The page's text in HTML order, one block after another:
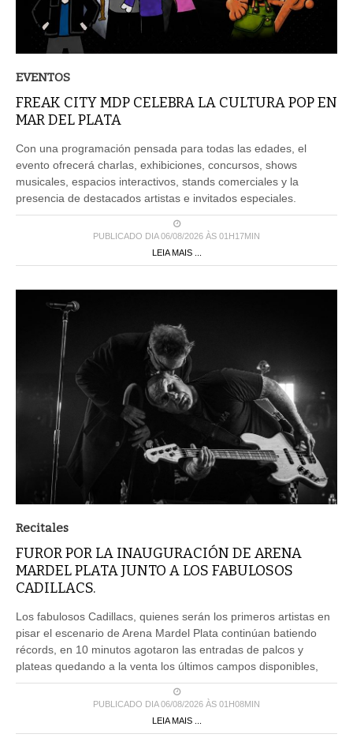
EVENTOS
FREAK CITY MDP CELEBRA LA CULTURA POP EN
MAR DEL PLATA
Con una programación pensada para todas las edades, el
evento ofrecerá charlas, exhibiciones, concursos, shows
musicales, espacios interactivos, stands comerciales y la
presencia de destacados artistas e invitados especiales.
PUBLICADO DIA 06/08/2026 ÀS 01H17MIN
LEIA MAIS ...
Recitales
FUROR POR LA INAUGURACIÓN DE ARENA
MARDEL PLATA JUNTO A LOS FABULOSOS
CADILLACS.
Los fabulosos Cadillacs, quienes serán los primeros artistas en
pisar el escenario de Arena Mardel Plata continúan batiendo
récords, en 10 minutos agotaron las entradas de palcos y
plateas quedando a la venta los últimos campos disponibles,
PUBLICADO DIA 06/08/2026 ÀS 01H08MIN
LEIA MAIS ...